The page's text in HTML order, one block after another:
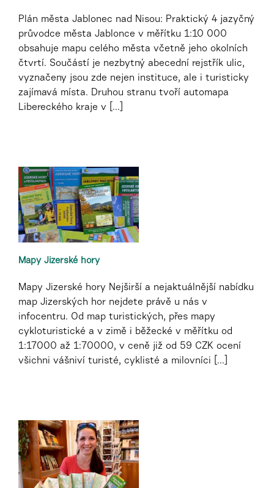
Plán města Jablonec nad Nisou: Praktický 4 jazyčný
průvodce města Jablonce v měřítku 1:10 000
obsahuje mapu celého města včetně jeho okolních
čtvrtí. Součástí je nezbytný abecední rejstřík ulic,
vyznačeny jsou zde nejen instituce, ale i turisticky
zajímavá místa. Druhou stranu tvoří automapa
Libereckého kraje v [...]
Mapy Jizerské hory
Mapy Jizerské hory Nejširší a nejaktuálnější nabídku
map Jizerských hor nejdete právě u nás v
infocentru. Od map turistických, přes mapy
cykloturistické a v zimě i běžecké v měřítku od
1:17000 až 1:70000, v ceně již od 59 CZK ocení
všichni vášniví turisté, cyklisté a milovníci [...]